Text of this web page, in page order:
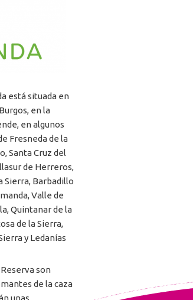
está situada en
en la
en algunos
Fresneda de la
Santa Cruz del
de Herreros,
Sierra, Barbadillo
Valle de
Quintanar de la
de la Sierra,
y Ledanías
son
de la caza
unas